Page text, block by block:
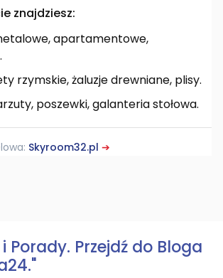
znajdziesz:
apartamentowe,
rzymskie, żaluzje drewniane, plisy.
poszewki, galanteria stołowa.
Skyroom32.pl ➔
Porady. Przejdź do Bloga